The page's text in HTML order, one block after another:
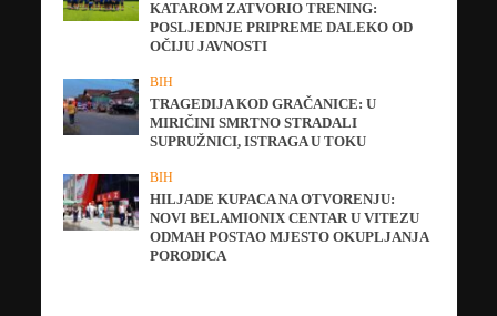
KATAROM ZATVORIO TRENING:
POSLJEDNJE PRIPREME DALEKO OD
OČIJU JAVNOSTI
BIH
TRAGEDIJA KOD GRAČANICE: U
MIRIČINI SMRTNO STRADALI
SUPRUŽNICI, ISTRAGA U TOKU
BIH
HILJADE KUPACA NA OTVORENJU:
NOVI BELAMIONIX CENTAR U VITEZU
ODMAH POSTAO MJESTO OKUPLJANJA
PORODICA